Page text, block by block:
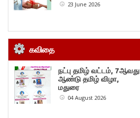
23 June 2026
கவிதை
நட்பு தமிழ் வட்டம், 7ஆவது
ஆண்டு தமிழ் விழா,
மதுரை
04 August 2026